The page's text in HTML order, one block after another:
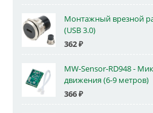
Монтажный врезной
(USB 3.0)
362₽
MW-Sensor-RD948 -
движения (6-9 метров)
366₽